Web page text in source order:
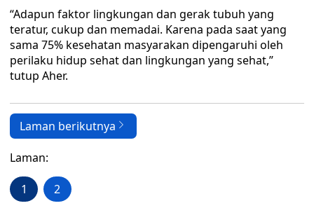
“Adapun faktor lingkungan dan gerak tubuh yang
teratur, cukup dan memadai. Karena pada saat yang
sama 75% kesehatan masyarakan dipengaruhi oleh
perilaku hidup sehat dan lingkungan yang sehat,”
tutup Aher.
Laman berikutnya
Laman:
1 2